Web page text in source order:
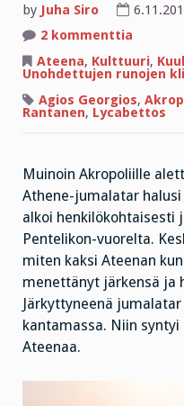
by Juha Siro
2 kommenttia
puuhat
ja
Ateena, Kulttuuri,
Unohdettujen runojen
Agios Georgios,
Rantanen, Lycabettos
Muinoin Akropoliille
Athene-jumalatar
alkoi henkilökohtaisesti
Pentelikon-vuorelta.
miten kaksi Ateenan
menettänyt järkensä ja
Järkyttyneenä
kantamassa. Niin
Ateenaa.